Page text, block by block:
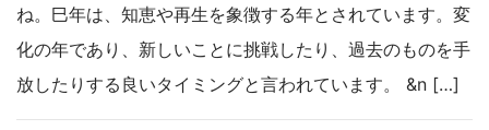
ね。巳年は、知恵や再生を象徴する年とされています。変
化の年であり、新しいことに挑戦したり、過去のものを手
放したりする良いタイミングと言われています。 &n […]